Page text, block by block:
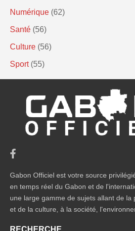
Numérique (62)
Santé (56)
Culture (56)
Sport (55)
Gabon Officiel est votre source
en temps réel du Gabon et de
une large gamme de sujets allant de la
et de la culture, à la société,
RECHERCHE